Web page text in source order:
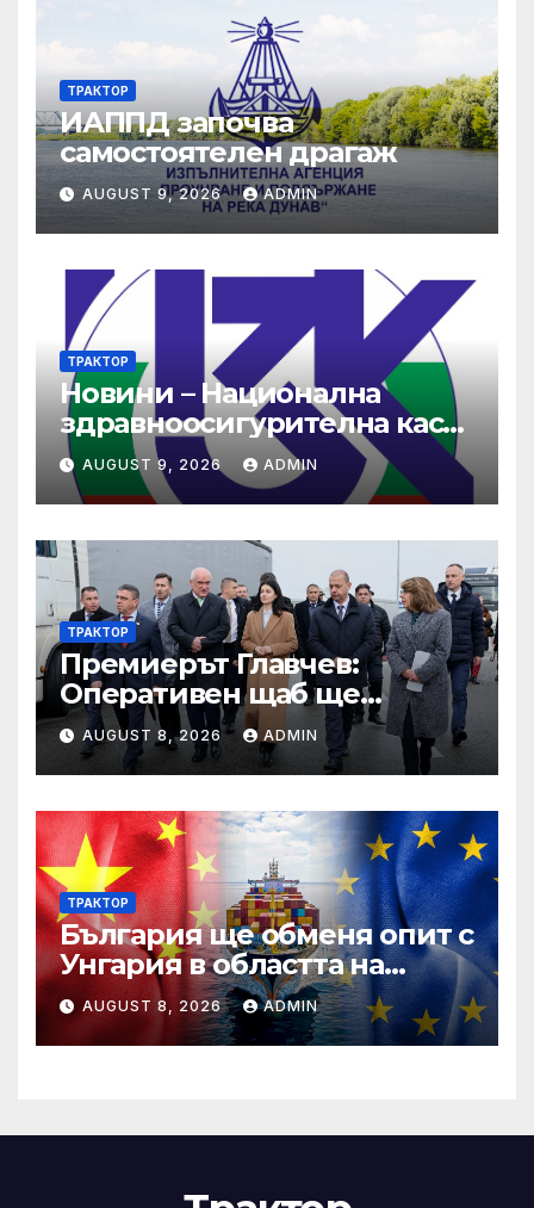
ТРАКТОР
ИАППД започва
самостоятелен драгаж
AUGUST 9, 2026 ADMIN
ТРАКТОР
Новини – Национална
здравноосигурителна каса
(НЗОК)
AUGUST 9, 2026 ADMIN
ТРАКТОР
Премиерът Главчев:
Оперативен щаб ще
реорганизира структурите
по границата, за да сме
готови за Шенген
AUGUST 8, 2026 ADMIN
ТРАКТОР
България ще обменя опит с
Унгария в областта на
спортната инфраструктура
AUGUST 8, 2026 ADMIN